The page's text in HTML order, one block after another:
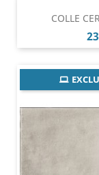
COLLE